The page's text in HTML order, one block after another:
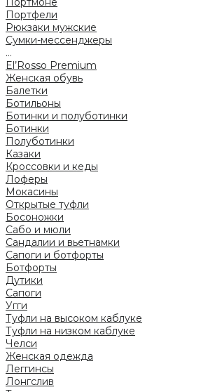
Портфели
Рюкзаки мужские
Сумки-мессенджеры
...
El’Rosso Premium
Женская обувь
Балетки
Ботильоны
Ботинки и полуботинки
Ботинки
Полуботинки
Казаки
Кроссовки и кеды
Лоферы
Мокасины
Открытые туфли
Босоножки
Сабо и мюли
Сандалии и вьетнамки
Сапоги и ботфорты
Ботфорты
Дутики
Сапоги
Угги
Туфли на высоком каблуке
Туфли на низком каблуке
Челси
Женская одежда
Леггинсы
Лонгслив